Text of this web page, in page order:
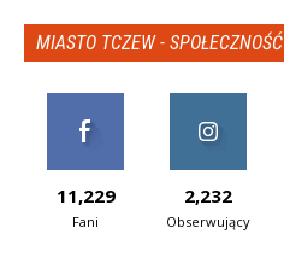
MIASTO TCZEW - SPOŁECZNOŚĆ
11,229
Fani
2,232
Obserwujący